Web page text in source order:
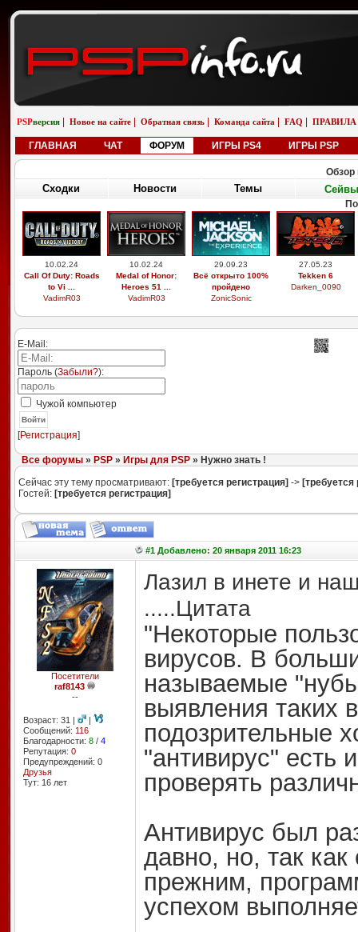
PSPверсия Новое на сайте Обратная связь Команда сайта FAQ ПРАВИЛА
ГЛАВНАЯ ЧАТ ФОРУМ ИГРЫ PS4 ИГРЫ PSP
Обзор
Сходки Новости Темы Сейвы
10.02.24
Call Of Duty: Roads
to Vi ...
VadimR03
10.02.24
Medal of Honor:
Heroes 51 ...
VadimR03
29.09.23
Всё открыто 100%
пройдено
ZonicSonic
27.05.23
Tekken 6
Darken_0090
E-Mail:
Пароль (Забыли?):
Чужой компьютер
Войти
[Регистрация]
Все форумы» PSP» Игры для PSP» Нужно знать !
Сейчас эту тему просматривают: [требуется регистрация] -> [требуется
Гостей: [требуется регистрация]
#1 Добавлено: 20 января 2011 16:23
Посетители
raf8143
--
Возраст: 31 |
|
Сообщений: 116
Благодарности: 8/ 4
Репутация: 0
Предупреждений: 0
Друзья
Тут: 16 лет
Лазил в инете и
.....Цитата
"Некоторые
вирусов. В
называемые
выявления таких
подозрительные
"антивирус"
проверять
Антивирус был
давно, но, так
прежним,
успехом